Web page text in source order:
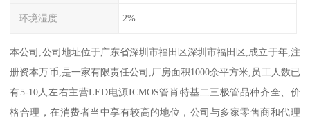
环境湿度 2%
本公司,公司地址位于广东省深圳市福田区深圳市福田区,成立于年,注
册资本万币,是一家有限责任公司,厂房面积1000余平方米,员工人数已
有5-10人左右主营LED电源ICMOS管肖特基二三极管品种齐全、价
格合理，在消费者当中享有较高的地位，公司与多家零售商和代理